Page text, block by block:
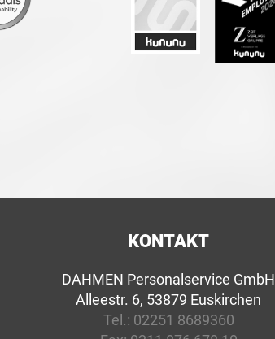
KONTAKT
DAHMEN Personalservice GmbH
Alleestr. 6, 53879 Euskirchen
Tel.: 02251 8689360